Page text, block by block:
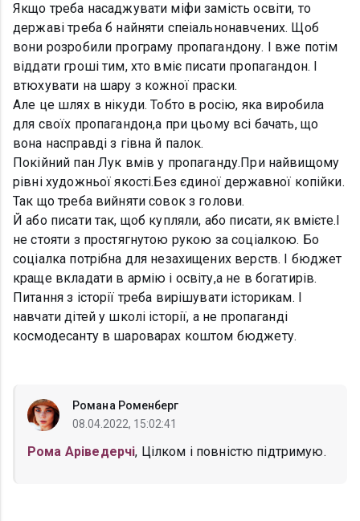
Якщо треба насаджувати міфи замість освіти, то
державі треба б найняти спеіальнонавчених. Щоб
вони розробили програму пропагандону. І вже потім
віддати гроші тим, хто вміє писати пропагандон. І
втюхувати на шару з кожної праски.
Але це шлях в нікуди. Тобто в росію, яка виробила
для своїх пропагандон,а при цьому всі бачать, що
вона насправді з гівна й палок.
Покійний пан Лук вмів у пропаганду.При найвищому
рівні художньої якості.Без єдиної державної копійки.
Так що треба вийняти совок з голови.
Й або писати так, щоб купляли, або писати, як вмієте.І
не стояти з простягнутою рукою за соціалкою. Бо
соціалка потрібна для незахищених верств. І бюджет
краще вкладати в армію і освіту,а не в богатирів.
Питання з історії треба вирішувати історикам. І
навчати дітей у школі історії, а не пропаганді
космодесанту в шароварах коштом бюджету.
Романа Роменберг
08.04.2022, 15:02:41
Рома Аріведерчі, Цілком і повністю підтримую.